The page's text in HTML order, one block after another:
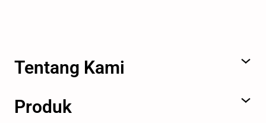
Tentang Kami
Produk